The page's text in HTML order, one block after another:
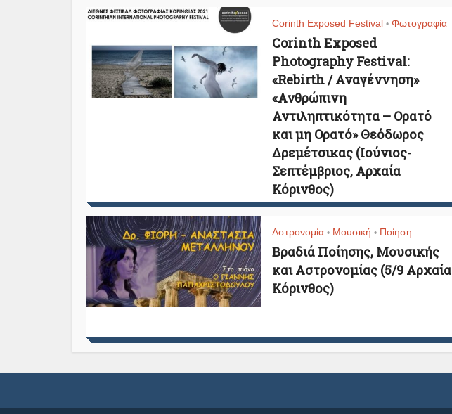
Corinth Exposed Festival • Φωτογραφία
Corinth Exposed
Photography Festival:
«Rebirth / Αναγέννηση»
«Ανθρώπινη
Αντιληπτικότητα – Ορατό
και μη Ορατό» Θεόδωρος
Δρεμέτσικας (Ιούνιος-
Σεπτέμβριος, Αρχαία
Κόρινθος)
Αστρονομία • Μουσική • Ποίηση
Βραδιά Ποίησης, Μουσικής
και Αστρονομίας (5/9 Αρχαία
Κόρινθος)